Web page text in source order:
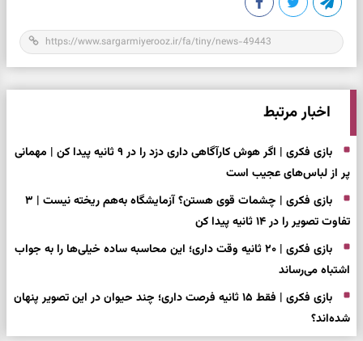
اخبار مرتبط
بازی فکری | اگر هوش کارآگاهی داری دزد را در ۹ ثانیه پیدا کن | مهمانی
پر از لباس‌های عجیب است
بازی فکری | چشمات قوی هستن؟ آزمایشگاه به‌هم ریخته نیست | ۳
تفاوت تصویر را در ۱۴ ثانیه پیدا کن
بازی فکری | ۲۰ ثانیه وقت داری؛ این محاسبه ساده خیلی‌ها را به جواب
اشتباه می‌رساند
بازی فکری | فقط ۱۵ ثانیه فرصت داری؛ چند حیوان در این تصویر پنهان
شده‌اند؟